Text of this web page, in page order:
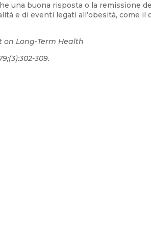
una buona risposta o la remissione
e di eventi legati all’obesità, come il
on Long-Term Health
309.